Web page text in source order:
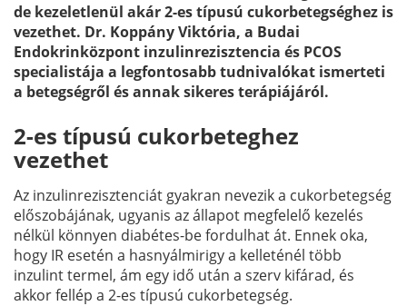
de kezeletlenül akár 2-es típusú cukorbetegséghez is
vezethet. Dr. Koppány Viktória, a Budai
Endokrinközpont inzulinrezisztencia és PCOS
specialistája a legfontosabb tudnivalókat ismerteti
a betegségről és annak sikeres terápiájáról.
2-es típusú cukorbeteghez
vezethet
Az inzulinrezisztenciát gyakran nevezik a cukorbetegség
előszobájának, ugyanis az állapot megfelelő kezelés
nélkül könnyen diabétes-be fordulhat át. Ennek oka,
hogy IR esetén a hasnyálmirigy a kelleténél több
inzulint termel, ám egy idő után a szerv kifárad, és
akkor fellép a 2-es típusú cukorbetegség.